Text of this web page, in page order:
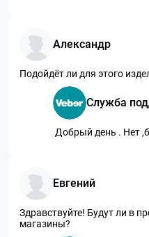
Александр
Подойдёт ли для этого
Служба
Добрый день . Нет
Евгений
Здравствуйте! Будут ли в
магазины?